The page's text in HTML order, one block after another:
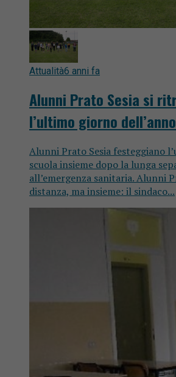
Attualità6 anni fa
Alunni Prato Sesia si
l’ultimo giorno dell’anno
Alunni Prato Sesia festeggiano
scuola insieme dopo la lunga
all’emergenza sanitaria. Alunni
distanza, ma insieme: il sindaco...